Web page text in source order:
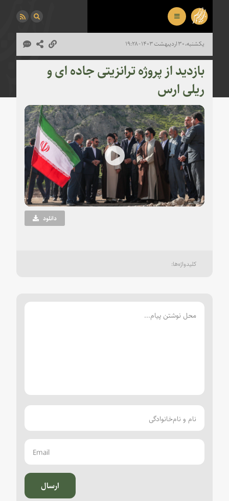
یکشنبه، ۳۰ اردیبهشت ۱۴۰۳ - ۱۹:۲۸
بازدید از پروژه ترانزیتی جاده ای و
ریلی ارس
Play
Video دانلود
ارسال